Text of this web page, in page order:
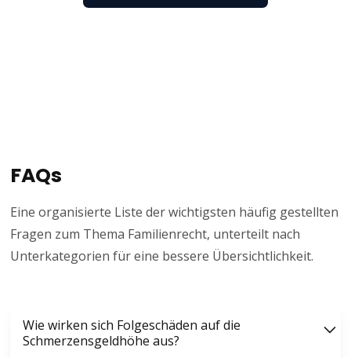
FAQs
Eine organisierte Liste der wichtigsten häufig gestellten
Fragen zum Thema Familienrecht, unterteilt nach
Unterkategorien für eine bessere Übersichtlichkeit.
Wie wirken sich Folgeschäden auf die
Schmerzensgeldhöhe aus?